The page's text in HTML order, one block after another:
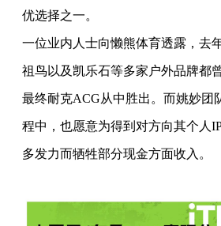
优选择之一。
一位业内人士向懒熊体育透露，去
祖鸟以及凯乐石等多家户外品牌都
最终耐克ACG从中胜出。而姚妙团
程中，也愿意为得到对方向其个人
多发力而牺牲部分现金方面收入。